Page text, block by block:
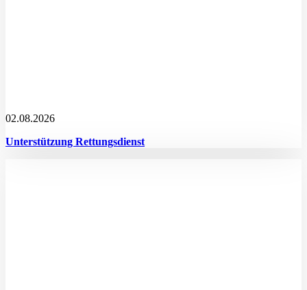
02.08.2026
Unterstützung Rettungsdienst